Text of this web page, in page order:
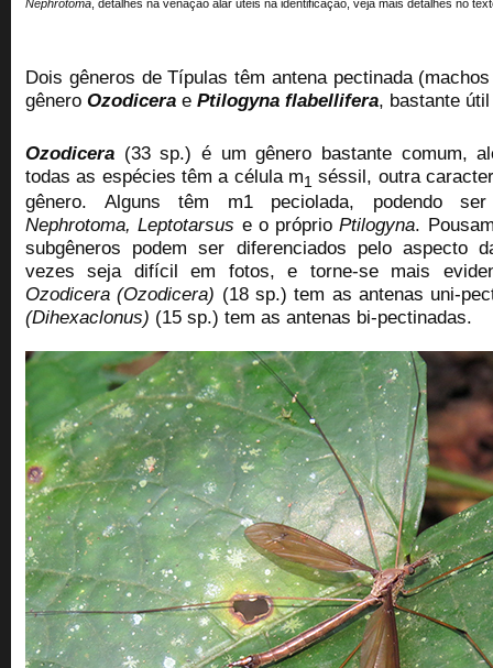
Nephrotoma , detalhes na venação alar úteis na identificação, veja mais detalhes no
Dois gêneros de Típulas têm antena pectinada
gênero Ozodicera e Ptilogyna flabellifera, bastante
Ozodicera (33 sp.) é um gênero bastante comum,
todas as espécies têm a célula m1 séssil, outra
gênero. Alguns têm m1 peciolada, podendo ser
Nephrotoma,Leptotarsus e o próprioPtilogyna.
subgêneros podem ser diferenciados pelo aspecto
vezes seja difícil em fotos, e torne-se mais
Ozodicera (Ozodicera) (18 sp.) tem as antenas uni-
(Dihexaclonus) (15 sp.) tem as antenas bi-pectinadas.